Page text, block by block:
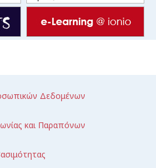
Δεδομένων
και Παραπόνων